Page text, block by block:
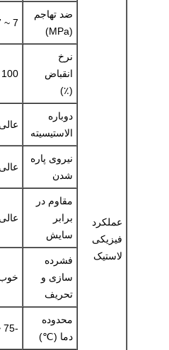
عملکرد
فیزیکی
لاستیک
ضد تهاجم
(MPa)
7 ~ 27
نرخ
انقباض
(٪)
100 ~ 700
دوباره
الاستیسیته
نیروی پاره
شدن
مقاوم در
برابر
سایش
فشرده
سازی و
تحریف
محدوده
دما (℃)
-75 ~ 90